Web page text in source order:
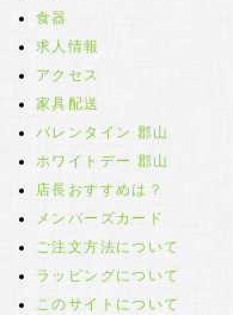
食器
求人情報
アクセス
家具配送
バレンタイン 郡山
ホワイトデー 郡山
店長おすすめは？
メンバーズカード
ご注文方法について
ラッピングについて
このサイトについて